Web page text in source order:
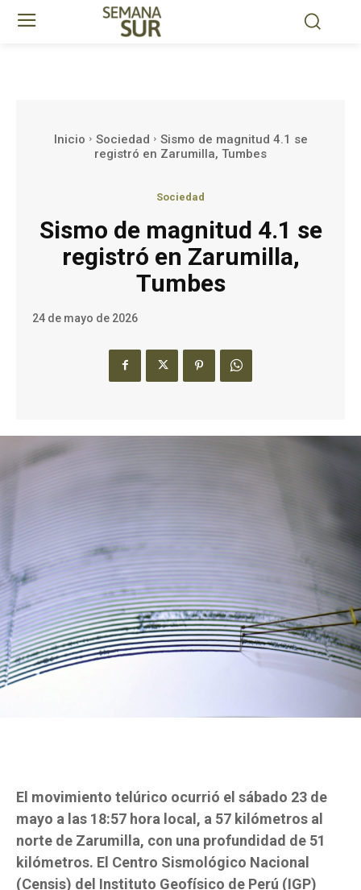
Inicio Sociedad
Sismo de magnitud 4.1 se
registró en Zarumilla, Tumbes
Sociedad
Sismo de magnitud 4.1 se
registró en Zarumilla,
Tumbes
24 de mayo de 2026
El movimiento telúrico ocurrió el sábado 23 de
mayo a las 18:57 hora local, a 57 kilómetros al
norte de Zarumilla, con una profundidad de 51
kilómetros. El Centro Sismológico Nacional
(Censis) del Instituto Geofísico de Perú (IGP)